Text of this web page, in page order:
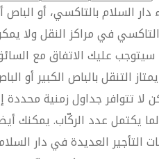
السلام بالتاكسي، أو الباص
التاكسي في مراكز النقل ولا
سيتوجب عليك الاتفاق مع
التنقل بالباص الكبير أو
لا تتوافر جداول زمنية محددة
يكتمل عدد الركّاب. يمكنك
التأجير العديدة في دار